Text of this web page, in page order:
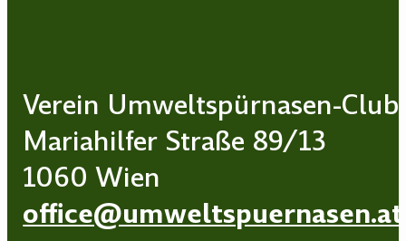
Verein Umweltspürnasen-Club
Mariahilfer Straße 89/13
1060 Wien
office@umweltspuernasen.at